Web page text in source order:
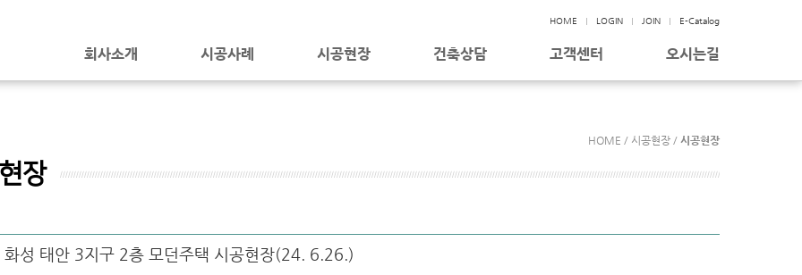
HOME LOGIN JOIN E-Catalog
회사소개 시공사례 시공현장 건축상담 고객센터 오시는길
HOME / 시공현장 / 시공현장
장
성 태안 3지구 2층 모던주택 시공현장(24. 6.26.)